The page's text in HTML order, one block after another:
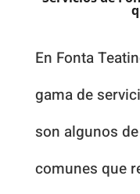
En Fonta
gama de
son algunos
comunes que